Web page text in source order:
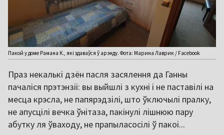
Пакой у доме Рамана К., які здаваўся ў арэнду. Фота: Марина Лаврик / Facebook
Праз некалькі дзён пасля засялення да Ганны
пачаліся прэтэнзіі: вы выйшлі з кухні і не паставілі на
месца крэсла, не папярэдзілі, што ўключылі пралку,
не апусцілі вечка ўнітаза, пакінулі лішнюю пару
абутку ля ўваходу, не прапыласосілі ў пакоі...